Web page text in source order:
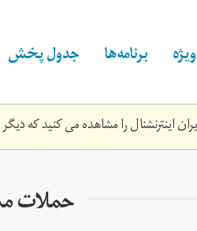
برنامه‌ها جدول پخش
اینترنشنال را مشاهده می کنید که
حملات